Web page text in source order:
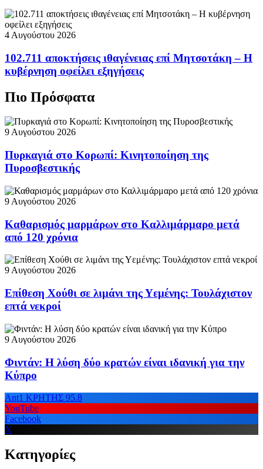
4 Αυγούστου 2026
102.711 αποκτήσεις ιθαγένειας επί Μητσοτάκη – Η
κυβέρνηση οφείλει εξηγήσεις
Πιο Πρόσφατα
9 Αυγούστου 2026
Πυρκαγιά στο Κορωπί: Κινητοποίηση της
Πυροσβεστικής
9 Αυγούστου 2026
Καθαρισμός μαρμάρων στο Καλλιμάρμαρο μετά
από 120 χρόνια
9 Αυγούστου 2026
Επίθεση Χούθι σε λιμάνι της Υεμένης: Τουλάχιστον
επτά νεκροί
9 Αυγούστου 2026
Φιντάν: Η λύση δύο κρατών είναι ιδανική για την
Κύπρο
Ant1 ΚΡΗΤΗΣ 95.8
YouTube
Facebook
X
Κατηγορίες